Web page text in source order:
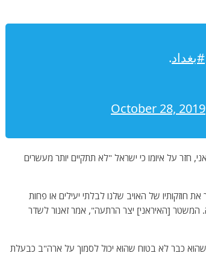
#بغداد.
October 28, 2019
חזר על איומו כי ישראל "לא תתקיים יותר מעשרים
של האויב שלנו לבלתי יעילים או פחות
המשטר [האיראני] יצר הרתעה", אמר זאנור לשדר
כבר לא בטוח שהוא יכול לסמוך על ארה"ב כבעלת